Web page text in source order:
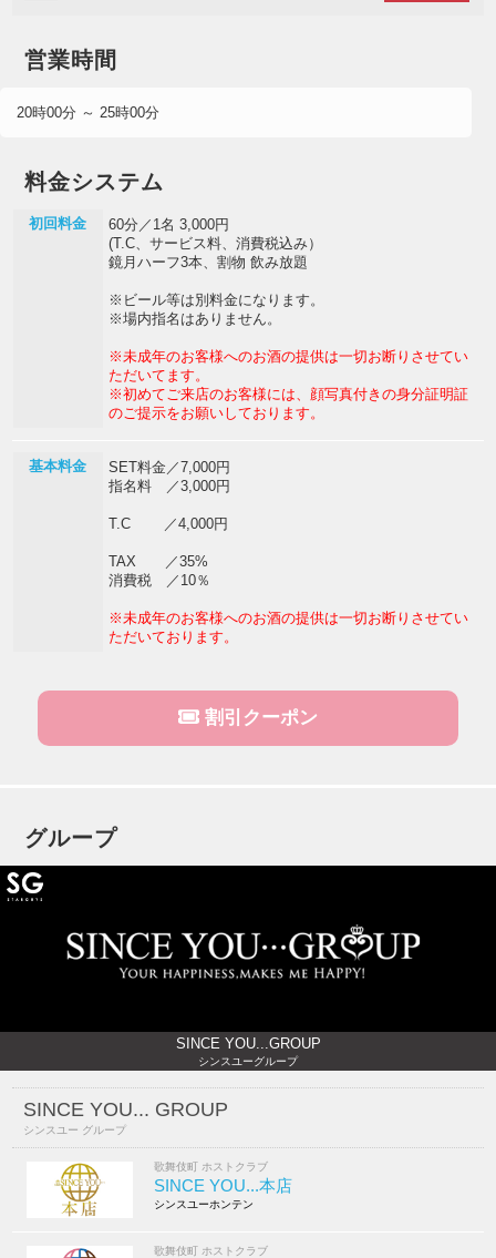
営業時間
20時00分 ～ 25時00分
料金システム
初回料金
60分／1名 3,000円
(T.C、サービス料、消費税込み）
鏡月ハーフ3本、割物 飲み放題
※ビール等は別料金になります。
※場内指名はありません。
※未成年のお客様へのお酒の提供は一切お断りさせてい
ただいてます。
※初めてご来店のお客様には、顔写真付きの身分証明証
のご提示をお願いしております。
基本料金
SET料金／7,000円
指名料 ／3,000円
T.C ／4,000円
TAX ／35%
消費税 ／10％
※未成年のお客様へのお酒の提供は一切お断りさせてい
ただいております。
割引クーポン
グループ
SINCE YOU...GROUP
シンスユーグループ
SINCE YOU... GROUP
シンスユー グループ
歌舞伎町 ホストクラブ
SINCE YOU...本店
シンスユーホンテン
歌舞伎町 ホストクラブ